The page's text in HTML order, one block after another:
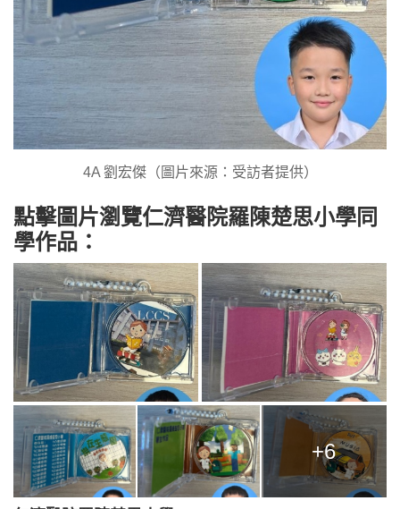
4A 劉宏傑（圖片來源：受訪者提供）
點擊圖片瀏覽仁濟醫院羅陳楚思小學同
學作品：
+6